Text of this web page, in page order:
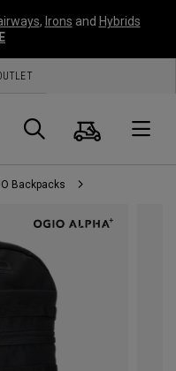
, Irons and Hybrids
Panier
Backpacks